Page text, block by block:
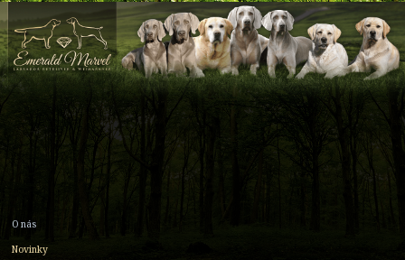
O nás
Novinky